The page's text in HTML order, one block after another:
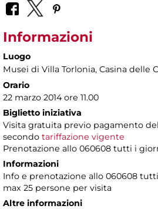
Informazioni
Luogo
Musei di Villa Torlonia, Casina delle
Orario
22 marzo 2014 ore 11.00
Biglietto iniziativa
Visita gratuita previo pagamento
secondo tariffazione vigente
Prenotazione allo 060608 tutti i
Informazioni
Info e prenotazione allo 060608
max 25 persone per visita
Altre informazioni